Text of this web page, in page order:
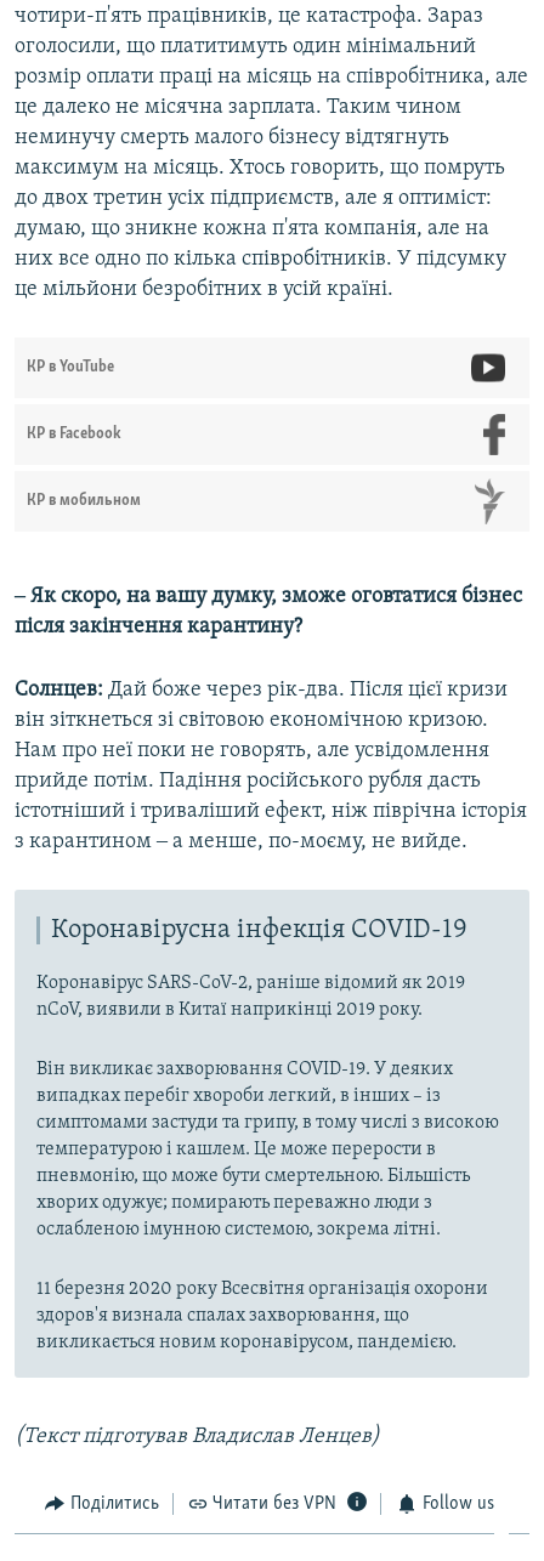
чотири-п'ять працівників, це катастрофа. Зараз
оголосили, що платитимуть один мінімальний
розмір оплати праці на місяць на співробітника, але
це далеко не місячна зарплата. Таким чином
неминучу смерть малого бізнесу відтягнуть
максимум на місяць. Хтось говорить, що помруть
до двох третин усіх підприємств, але я оптиміст:
думаю, що зникне кожна п'ята компанія, але на
них все одно по кілька співробітників. У підсумку
це мільйони безробітних в усій країні.
КР в YouTube
КР в Facebook
КР в мобильном
‒ Як скоро, на вашу думку, зможе оговтатися бізнес
після закінчення карантину?
Солнцев: Дай боже через рік-два. Після цієї кризи
він зіткнеться зі світовою економічною кризою.
Нам про неї поки не говорять, але усвідомлення
прийде потім. Падіння російського рубля дасть
істотніший і триваліший ефект, ніж піврічна історія
з карантином ‒ а менше, по-моєму, не вийде.
Коронавірусна інфекція COVID-19
Коронавірус SARS-CoV-2, раніше відомий як 2019
nCoV, виявили в Китаї наприкінці 2019 року.
Він викликає захворювання COVID-19. У деяких
випадках перебіг хвороби легкий, в інших – із
симптомами застуди та грипу, в тому числі з високою
температурою і кашлем. Це може перерости в
пневмонію, що може бути смертельною. Більшість
хворих одужує; помирають переважно люди з
ослабленою імунною системою, зокрема літні.
11 березня 2020 року Всесвітня організація охорони
здоров'я визнала спалах захворювання, що
викликається новим коронавірусом, пандемією.
(Текст підготував Владислав Ленцев)
Поділитись Читати без VPN Follow us